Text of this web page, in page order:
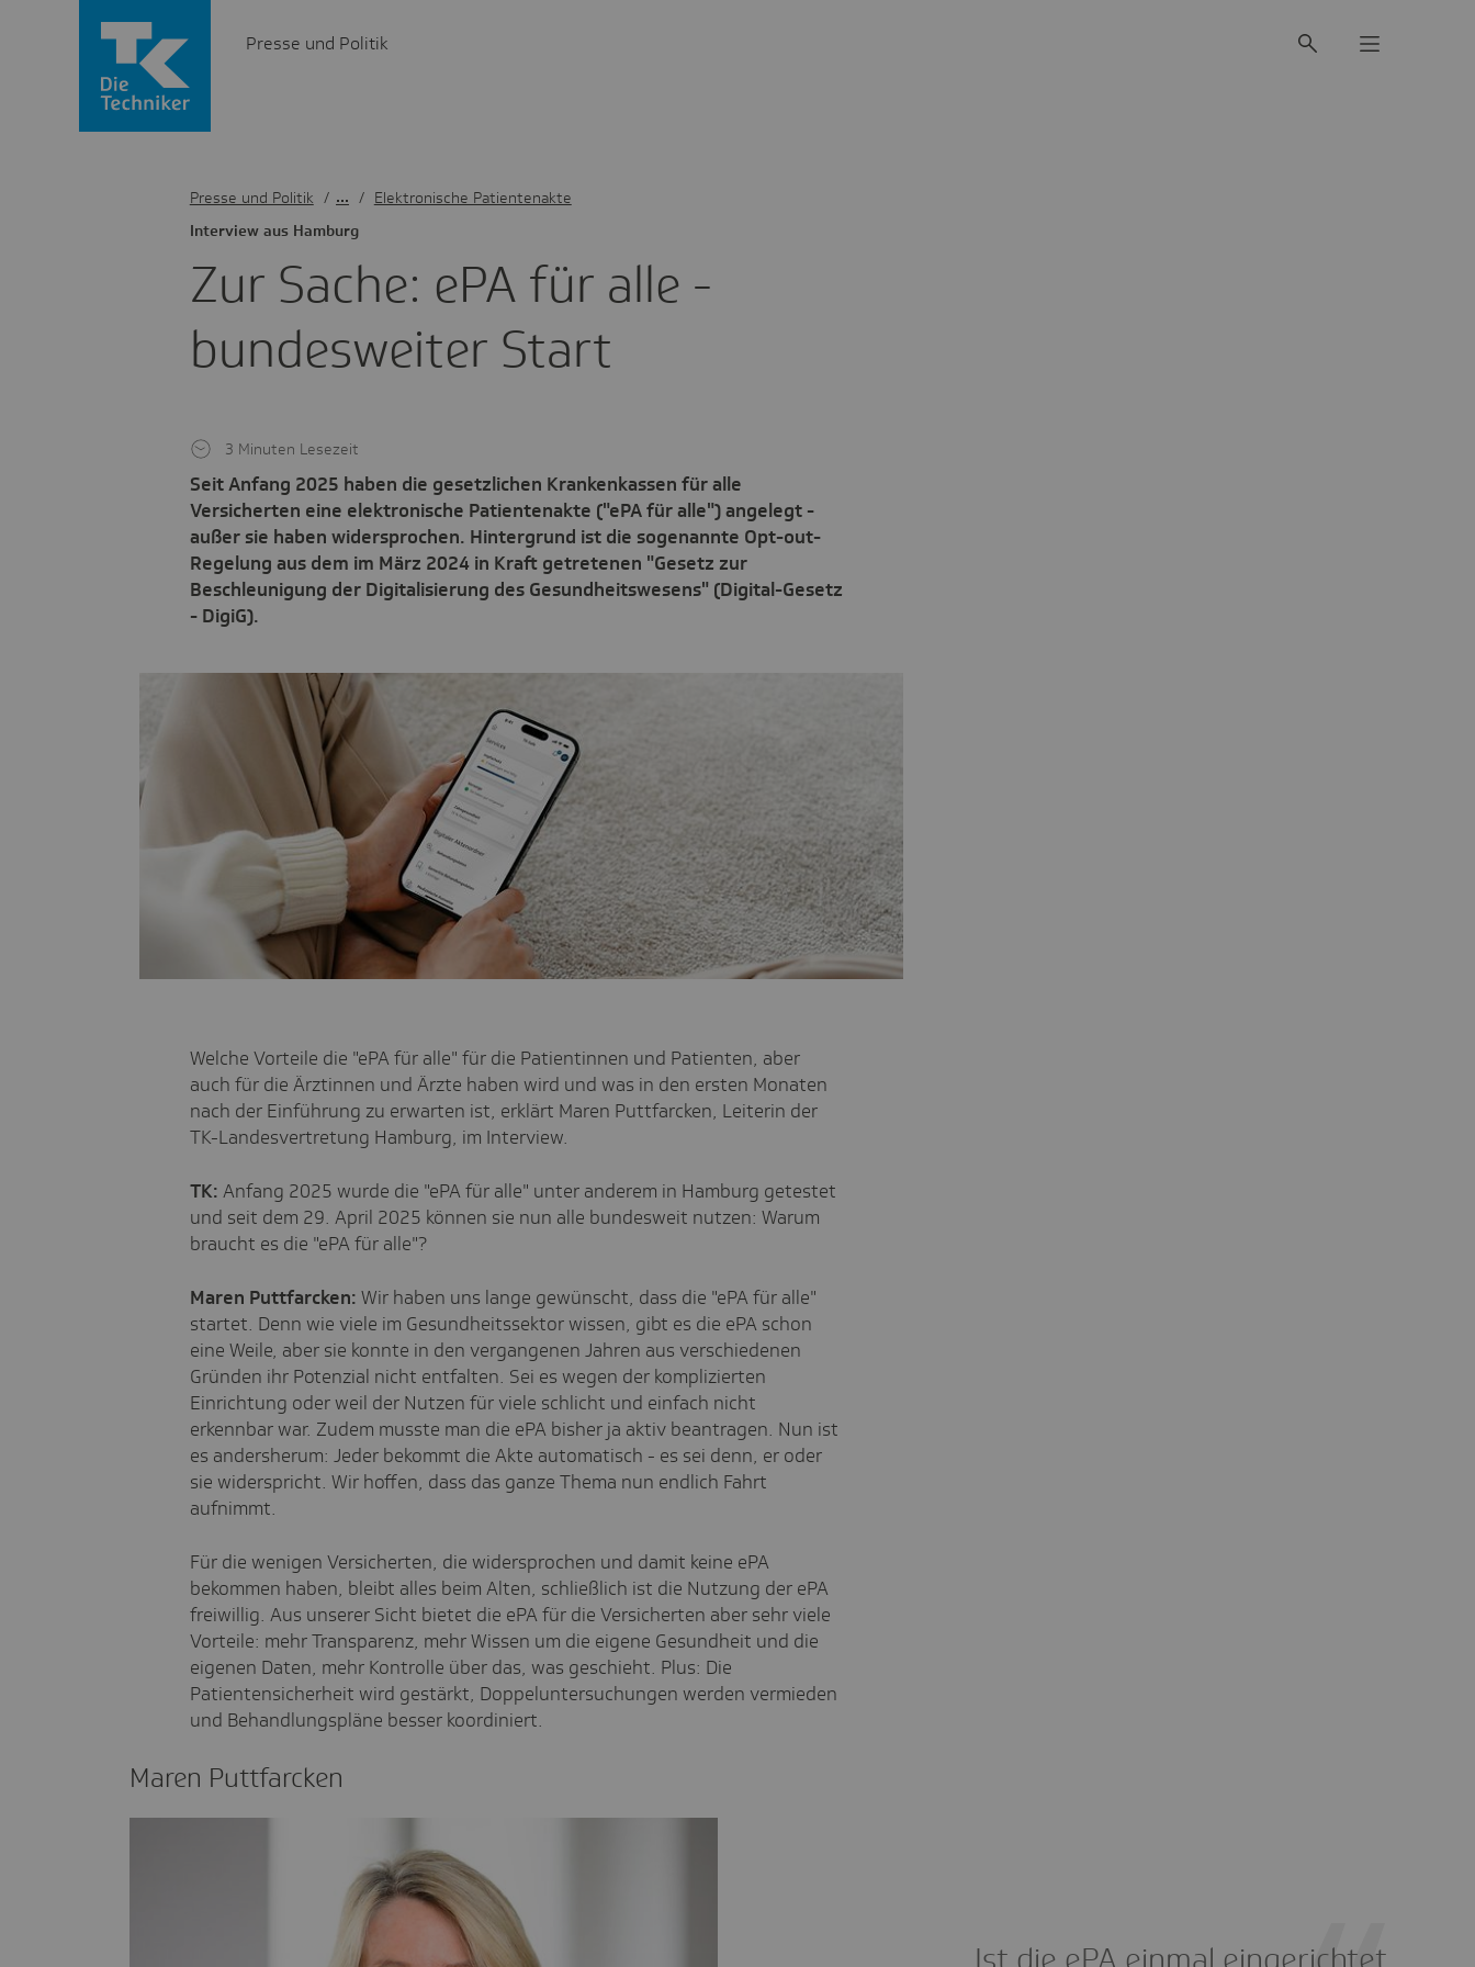
Presse und Politik
Zur Sache: ePA für alle -
bundes­weiter Start
Inter­view aus Hamburg
Seit Anfang 2025 haben die gesetzlichen Krankenkassen für alle
Versicherten eine elektronische Patientenakte ("ePA für alle") angelegt -
außer sie haben widersprochen. Hintergrund ist die sogenannte Opt-out-
Regelung aus dem im März 2024 in Kraft getretenen "Gesetz zur
Beschleunigung der Digitalisierung des Gesundheitswesens" (Digital-Gesetz
- DigiG).
3 Minuten Lesezeit
Presse und Politik / Elektronische Patientenakte
Welche Vorteile die "ePA für alle" für die Patientinnen und Patienten, aber
auch für die Ärztinnen und Ärzte haben wird und was in den ersten Monaten
nach der Einführung zu erwarten ist, erklärt Maren Puttfarcken, Leiterin der
TK-Landesvertretung Hamburg, im Interview.
TK: Anfang 2025 wurde die "ePA für alle" unter anderem in Hamburg getestet
und seit dem 29. April 2025 können sie nun alle bundesweit nutzen: Warum
braucht es die "ePA für alle"?
Maren Puttfarcken: Wir haben uns lange gewünscht, dass die "ePA für alle"
startet. Denn wie viele im Gesundheitssektor wissen, gibt es die ePA schon
eine Weile, aber sie konnte in den vergangenen Jahren aus verschiedenen
Gründen ihr Potenzial nicht entfalten. Sei es wegen der komplizierten
Einrichtung oder weil der Nutzen für viele schlicht und einfach nicht
erkennbar war. Zudem musste man die ePA bisher ja aktiv beantragen. Nun ist
es andersherum: Jeder bekommt die Akte automatisch - es sei denn, er oder
sie widerspricht. Wir hoffen, dass das ganze Thema nun endlich Fahrt
aufnimmt.
Für die wenigen Versicherten, die widersprochen und damit keine ePA
bekommen haben, bleibt alles beim Alten, schließlich ist die Nutzung der ePA
freiwillig. Aus unserer Sicht bietet die ePA für die Versicherten aber sehr viele
Vorteile: mehr Transparenz, mehr Wissen um die eigene Gesundheit und die
eigenen Daten, mehr Kontrolle über das, was geschieht. Plus: Die
Patientensicherheit wird gestärkt, Doppeluntersuchungen werden vermieden
und Behandlungspläne besser koordiniert.
Maren Puttfarcken